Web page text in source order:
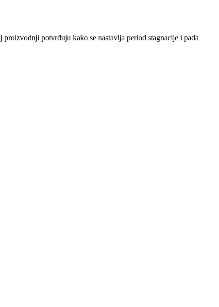
potvrđuju kako se nastavlja period stagnacije i pada